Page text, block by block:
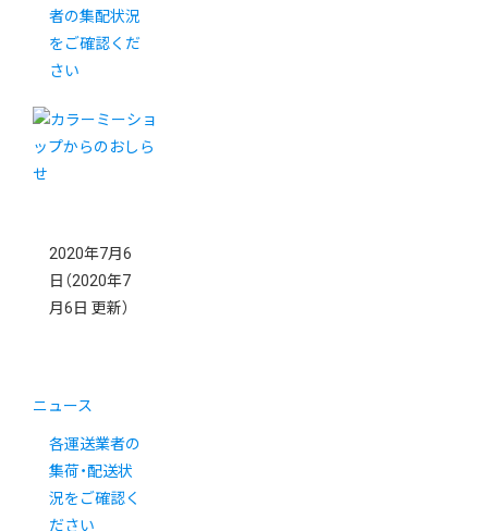
者の集配状況
をご確認くだ
さい
2020年7月6
日 （2020年7
月6日 更新）
ニュース
各運送業者の
集荷・配送状
況をご確認く
ださい